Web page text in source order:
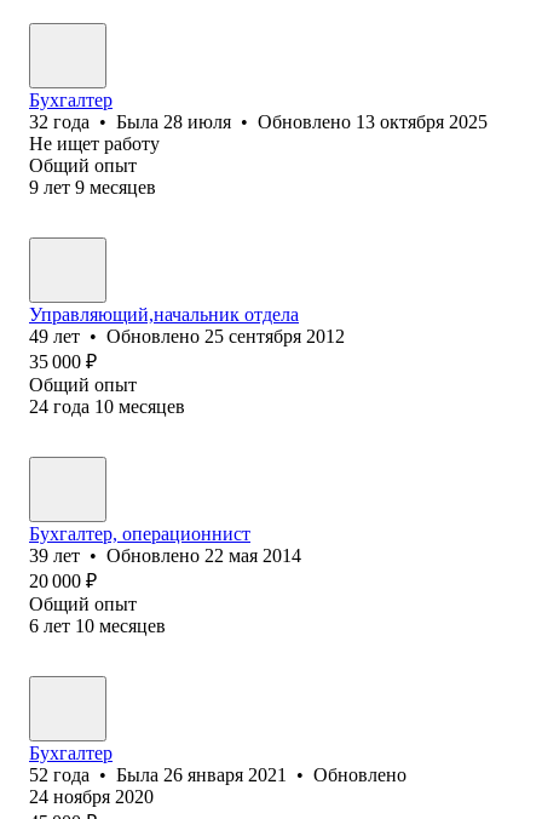
Бухгалтер
32 года • Была 28 июля • Обновлено 13 октября 2025
Не ищет работу
Общий опыт
9 лет 9 месяцев
Управляющий,начальник отдела
49 лет • Обновлено 25 сентября 2012
35 000 ₽
Общий опыт
24 года 10 месяцев
Бухгалтер, операционнист
39 лет • Обновлено 22 мая 2014
20 000 ₽
Общий опыт
6 лет 10 месяцев
Бухгалтер
52 года • Была 26 января 2021 • Обновлено
24 ноября 2020